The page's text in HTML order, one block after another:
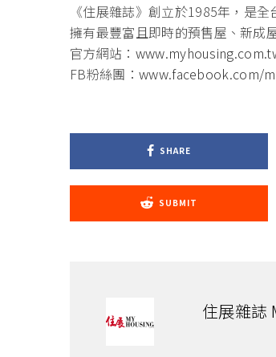
《住展雜誌》創立於1985年，是
擁有最豐富且即時的預售屋、新成
官方網站：
FB粉絲團： www.facebook.com/
SHARE
SUBMIT
住展雜誌